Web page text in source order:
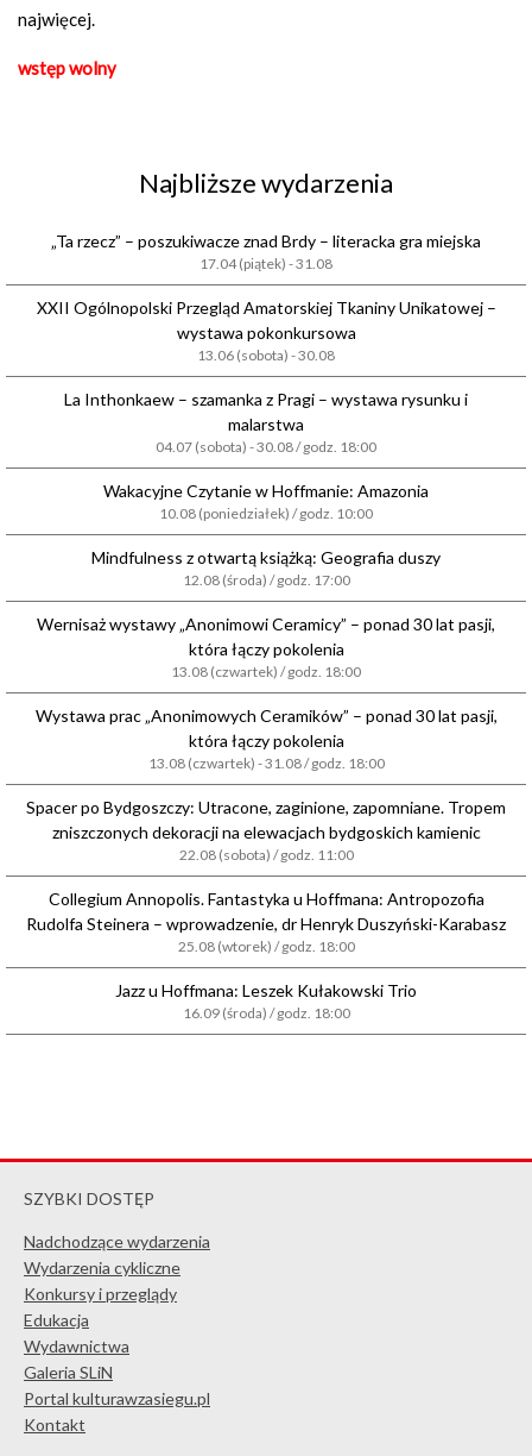
najwięcej.
wstęp wolny
Najbliższe wydarzenia
„Ta rzecz” – poszukiwacze znad Brdy – literacka gra miejska
17.04 (piątek) - 31.08
XXII Ogólnopolski Przegląd Amatorskiej Tkaniny Unikatowej –
wystawa pokonkursowa
13.06 (sobota) - 30.08
La Inthonkaew – szamanka z Pragi – wystawa rysunku i
malarstwa
04.07 (sobota) - 30.08 / godz. 18:00
Wakacyjne Czytanie w Hoffmanie: Amazonia
10.08 (poniedziałek) / godz. 10:00
Mindfulness z otwartą książką: Geografia duszy
12.08 (środa) / godz. 17:00
Wernisaż wystawy „Anonimowi Ceramicy” – ponad 30 lat pasji,
która łączy pokolenia
13.08 (czwartek) / godz. 18:00
Wystawa prac „Anonimowych Ceramików” – ponad 30 lat pasji,
która łączy pokolenia
13.08 (czwartek) - 31.08 / godz. 18:00
Spacer po Bydgoszczy: Utracone, zaginione, zapomniane. Tropem
zniszczonych dekoracji na elewacjach bydgoskich kamienic
22.08 (sobota) / godz. 11:00
Collegium Annopolis. Fantastyka u Hoffmana: Antropozofia
Rudolfa Steinera – wprowadzenie, dr Henryk Duszyński-Karabasz
25.08 (wtorek) / godz. 18:00
Jazz u Hoffmana: Leszek Kułakowski Trio
16.09 (środa) / godz. 18:00
SZYBKI DOSTĘP
Nadchodzące wydarzenia
Wydarzenia cykliczne
Konkursy i przeglądy
Edukacja
Wydawnictwa
Galeria SLiN
Portal kulturawzasiegu.pl
Kontakt